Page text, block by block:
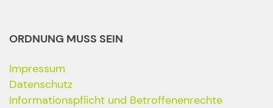
ORDNUNG MUSS SEIN
Impressum
Datenschutz
Informationspflicht und Betroffenenrechte